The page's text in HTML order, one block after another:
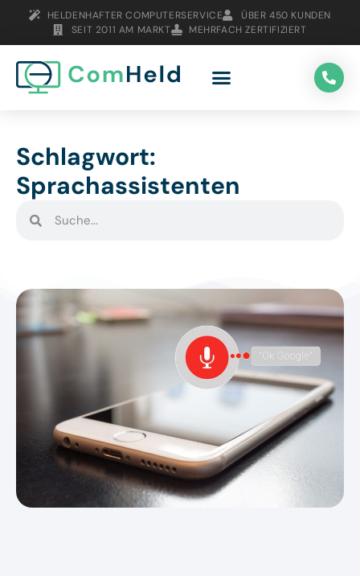
HELDENHAFTER COMPUTERSERVICE
ÜBER 450 KUNDEN
SEIT 2011 AM MARKT
MEHRFACH ZERTIFIZIERT
Schlagwort:
Sprachassistenten